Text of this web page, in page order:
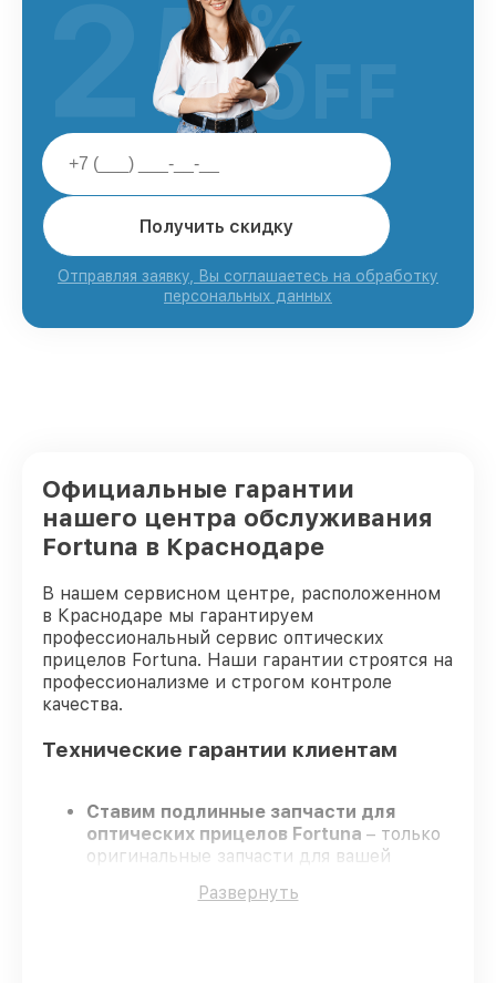
Получить скидку
Отправляя заявку, Вы соглашаетесь на обработку
персональных данных
25%
OFF
Официальные гарантии
нашего центра обслуживания
Fortuna в Краснодаре
В нашем сервисном центре, расположенном
в Краснодаре мы гарантируем
профессиональный сервис оптических
прицелов Fortuna. Наши гарантии строятся на
профессионализме и строгом контроле
качества.
Технические гарантии клиентам
Ставим подлинные запчасти для
оптических прицелов Fortuna – только
оригинальные запчасти для вашей
Сертифицированные специалисты
Развернуть